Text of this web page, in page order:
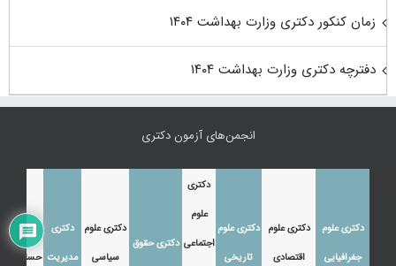
زمان کنکور دکتری وزارت بهداشت ۱۴۰۴
دفترچه دکتری وزارت بهداشت ۱۴۰۴
انجمن‌های آزمون دکتری
دکتری علوم
جغرافیایی
دکتری علوم
اقتصادی
دکتری علوم
تاریخی
دکتری
علوم
اجتماعی دکتری حقوق
دکتری علوم
سیاسی
دکتری
مدیریت
دکتری
حسابداری